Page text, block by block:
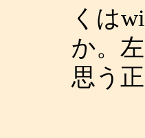
くは
か。
思う